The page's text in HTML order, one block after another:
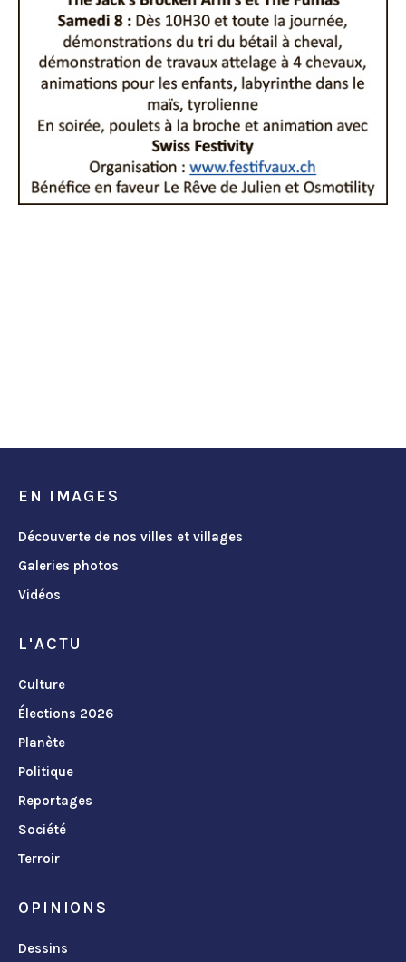
EN IMAGES
Découverte de nos villes et villages
Galeries photos
Vidéos
L'ACTU
Culture
Élections 2026
Planète
Politique
Reportages
Société
Terroir
OPINIONS
Dessins